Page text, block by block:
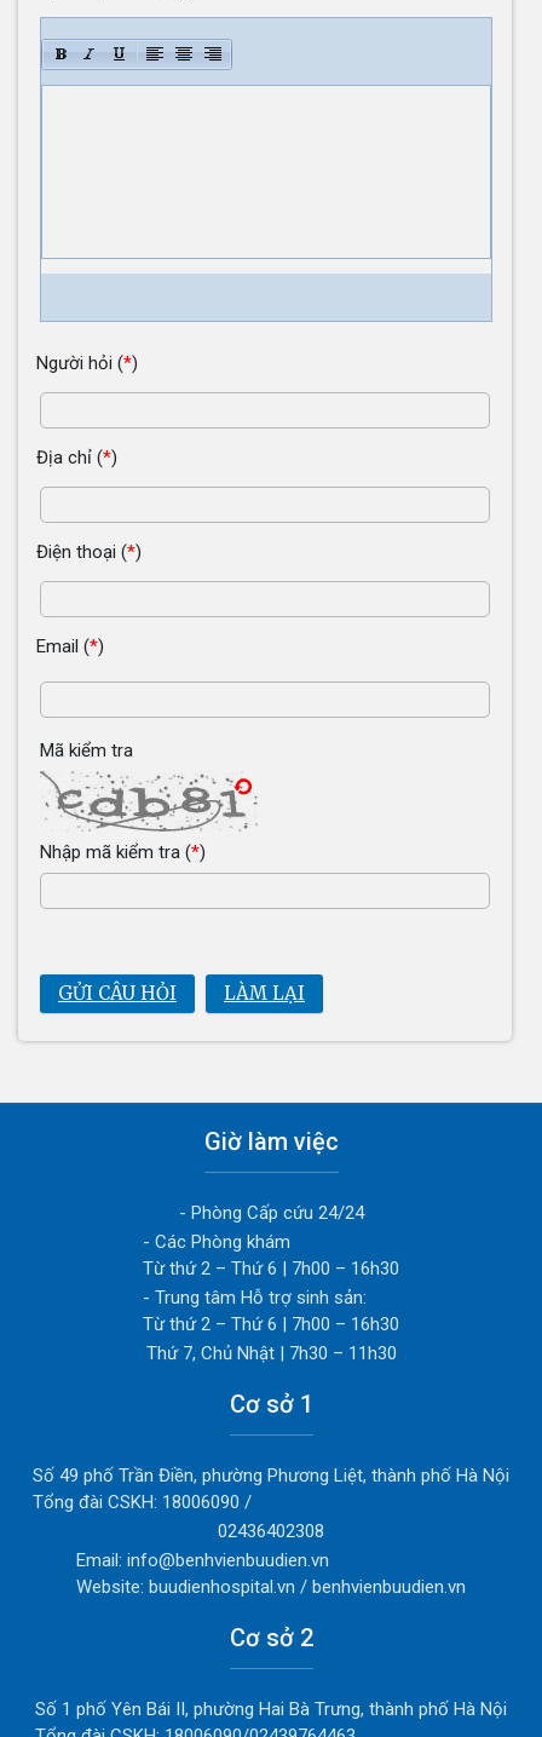
Người hỏi (*)
Địa chỉ (*)
Điện thoại (*)
Email (*)
Mã kiểm tra
Nhập mã kiểm tra (*)
GỬI CÂU HỎI LÀM LẠI
Giờ làm việc
- Phòng Cấp cứu 24/24
- Các Phòng khám
Từ thứ 2 – Thứ 6 | 7h00 – 16h30
- Trung tâm Hỗ trợ sinh sản:
Từ thứ 2 – Thứ 6 | 7h00 – 16h30
Thứ 7, Chủ Nhật | 7h30 – 11h30
Cơ sở 1
Số 49 phố Trần Điền, phường Phương Liệt, thành phố Hà Nội
Tổng đài CSKH: 18006090 /
02436402308
Email: info@benhvienbuudien.vn
Website: buudienhospital.vn / benhvienbuudien.vn
Cơ sở 2
Số 1 phố Yên Bái II, phường Hai Bà Trưng, thành phố Hà Nội